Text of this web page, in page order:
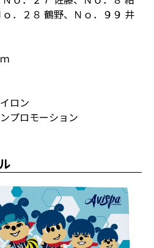
．２８ 鶴野、Ｎｏ．９９ 井
ロン
プロモーション